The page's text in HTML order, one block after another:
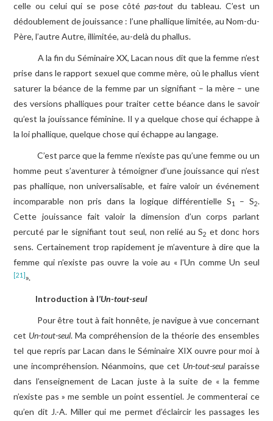
celle ou celui qui se pose côté pas-toutdu tableau. C’est un
dédoublement de jouissance : l’une phallique limitée, au Nom-du-
Père, l’autre Autre, illimitée, au-delà du phallus.
A la fin du Séminaire XX, Lacan nous dit que la femme n’est
prise dans le rapport sexuel que comme mère, où le phallus vient
saturer la béance de la femme par un signifiant – la mère – une
des versions phalliques pour traiter cette béance dans le savoir
qu’est la jouissance féminine. Il y a quelque chose qui échappe à
la loi phallique, quelque chose qui échappe au langage.
C’est parce que la femme n’existe pas qu’une femme ou un
homme peut s’aventurer à témoigner d’une jouissance qui n’est
pas phallique, non universalisable, et faire valoir un événement
incomparable non pris dans la logique différentielle S1 – S2.
Cette jouissance fait valoir la dimension d’un corps parlant
percuté par le signifiant tout seul, non relié au S2 et donc hors
sens. Certainement trop rapidement je m’aventure à dire que la
femme qui n’existe pas ouvre la voie au « l’Un comme Un seul
[21] ».
Introduction à l’Un-tout-seul
Pour être tout à fait honnête, je navigue à vue concernant
cet Un-tout-seul. Ma compréhension de la théorie des ensembles
tel que repris par Lacan dans le Séminaire XIX ouvre pour moi à
une incompréhension. Néanmoins, que cet Un-tout-seul paraisse
dans l’enseignement de Lacan juste à la suite de « la femme
n’existe pas » me semble un point essentiel. Je commenterai ce
qu’en dit J.-A. Miller qui me permet d’éclaircir les passages les